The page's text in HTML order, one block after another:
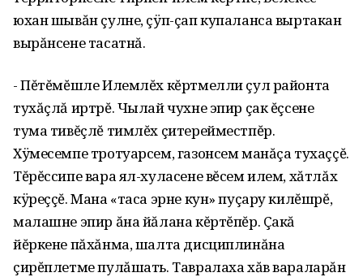
юхан шывăн çулне, çÿп-çап купаланса выртакан
вырăнсене тасатнă.
- Пĕтĕмĕшле Илемлĕх кĕртмелли çул районта
тухăçлă иртрĕ. Чылай чухне эпир çак ĕçсене
тума тивĕçлĕ тимлĕх çитерейместпĕр.
Хÿмесемпе тротуарсем, газонсем манăçа тухаççĕ.
Тĕрĕссипе вара ял-хуласене вĕсем илем, хăтлăх
кÿреççĕ. Мана «таса эрне кун» пуçару килĕшрĕ,
малашне эпир ăна йăлана кĕртĕпĕр. Çакă
йĕркене пăхăнма, шалта дисциплинăна
çирĕплетме пулăшать. Тавралаха хăв вараларăн